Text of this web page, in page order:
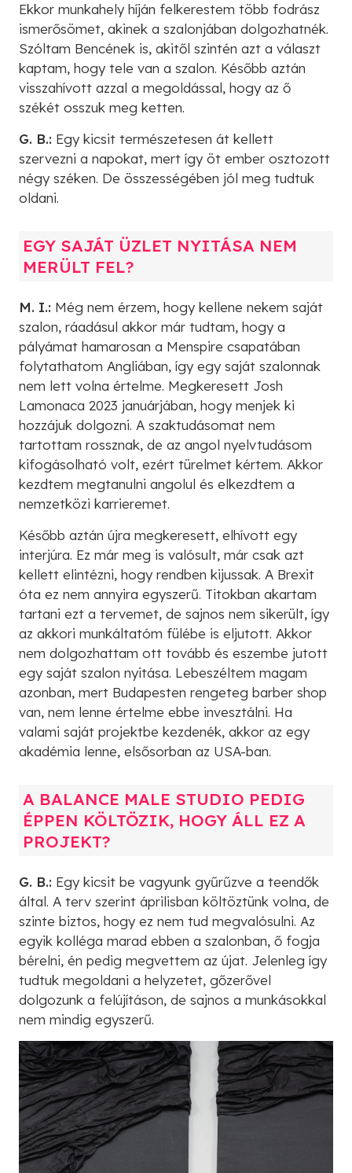
Ekkor munkahely híján felkerestem több fodrász
ismerősömet, akinek a szalonjában dolgozhatnék.
Szóltam Bencének is, akitől szintén azt a választ
kaptam, hogy tele van a szalon. Később aztán
visszahívott azzal a megoldással, hogy az ő
székét osszuk meg ketten.
G. B.: Egy kicsit természetesen át kellett
szervezni a napokat, mert így öt ember osztozott
négy széken. De összességében jól meg tudtuk
oldani.
EGY SAJÁT ÜZLET NYITÁSA NEM
MERÜLT FEL?
M. I.: Még nem érzem, hogy kellene nekem saját
szalon, ráadásul akkor már tudtam, hogy a
pályámat hamarosan a Menspire csapatában
folytathatom Angliában, így egy saját szalonnak
nem lett volna értelme. Megkeresett Josh
Lamonaca 2023 januárjában, hogy menjek ki
hozzájuk dolgozni. A szaktudásomat nem
tartottam rossznak, de az angol nyelvtudásom
kifogásolható volt, ezért türelmet kértem. Akkor
kezdtem megtanulni angolul és elkezdtem a
nemzetközi karrieremet.
Később aztán újra megkeresett, elhívott egy
interjúra. Ez már meg is valósult, már csak azt
kellett elintézni, hogy rendben kijussak. A Brexit
óta ez nem annyira egyszerű. Titokban akartam
tartani ezt a tervemet, de sajnos nem sikerült, így
az akkori munkáltatóm fülébe is eljutott. Akkor
nem dolgozhattam ott tovább és eszembe jutott
egy saját szalon nyitása. Lebeszéltem magam
azonban, mert Budapesten rengeteg barber shop
van, nem lenne értelme ebbe invesztálni. Ha
valami saját projektbe kezdenék, akkor az egy
akadémia lenne, elsősorban az USA-ban.
A BALANCE MALE STUDIO PEDIG
ÉPPEN KÖLTÖZIK, HOGY ÁLL EZ A
PROJEKT?
G. B.: Egy kicsit be vagyunk gyűrűzve a teendők
által. A terv szerint áprilisban költöztünk volna, de
szinte biztos, hogy ez nem tud megvalósulni. Az
egyik kolléga marad ebben a szalonban, ő fogja
bérelni, én pedig megvettem az újat. Jelenleg így
tudtuk megoldani a helyzetet, gőzerővel
dolgozunk a felújításon, de sajnos a munkásokkal
nem mindig egyszerű.